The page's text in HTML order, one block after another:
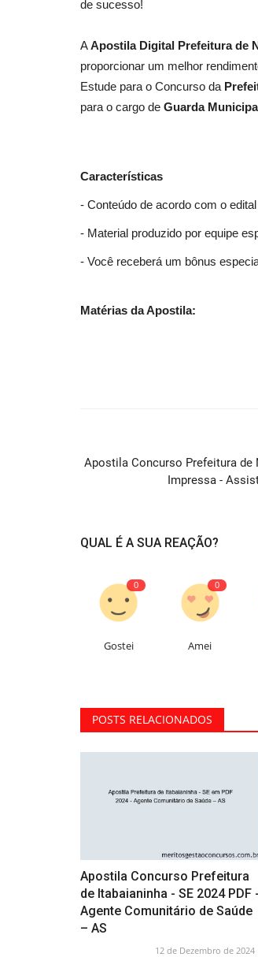
de sucesso!
AApostila Digital Prefeitura de
proporcionar um melhor
Estude para o Concurso da
para o cargo de Guarda
Características
- Conteúdo de acordo com o
- Material produzido por equipe
- Você receberá um bônus
Matérias da Apostila:
Apostila Concurso Prefeitura de
Impressa -
QUAL É A SUA REAÇÃO?
0
Gostei
0
Amei
POSTS RELACIONADOS
Apostila Concurso Prefeitura
de Itabaianinha - SE 2024 PDF -
Agente Comunitário de Saúde
– AS
12 de Dezembro de 2024
Apostila